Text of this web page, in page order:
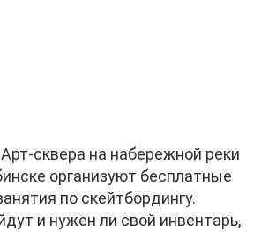
сквера на набережной реки
организуют бесплатные
по скейтбордингу.
и нужен ли свой инвентарь,